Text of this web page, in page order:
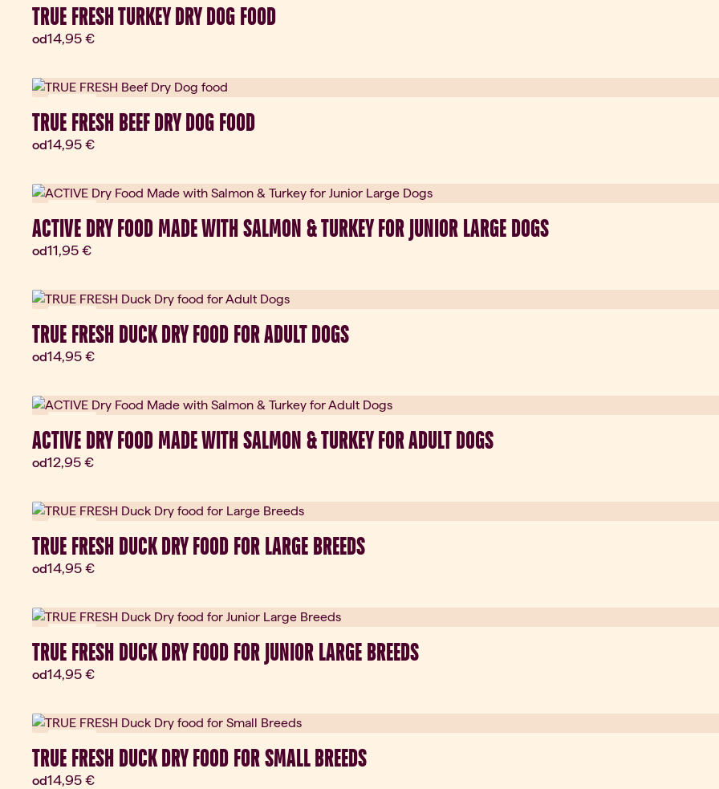
TRUE FRESH TURKEY DRY DOG FOOD
odAktuálna cena:
14,95 €
TRUE FRESH BEEF DRY DOG FOOD
odAktuálna cena:
14,95 €
ACTIVE DRY FOOD MADE WITH SALMON & TURKEY FOR JUNIOR LARGE DOGS
odAktuálna cena:
11,95 €
TRUE FRESH DUCK DRY FOOD FOR ADULT DOGS
odAktuálna cena:
14,95 €
ACTIVE DRY FOOD MADE WITH SALMON & TURKEY FOR ADULT DOGS
odAktuálna cena:
12,95 €
TRUE FRESH DUCK DRY FOOD FOR LARGE BREEDS
odAktuálna cena:
14,95 €
TRUE FRESH DUCK DRY FOOD FOR JUNIOR LARGE BREEDS
odAktuálna cena:
14,95 €
TRUE FRESH DUCK DRY FOOD FOR SMALL BREEDS
odAktuálna cena:
14,95 €